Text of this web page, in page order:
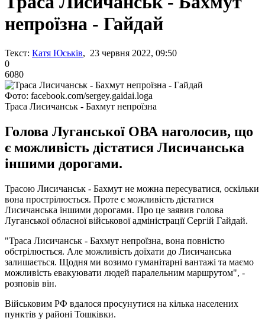
непроїзна - Гайдай
Текст: Катя Юськів, 23 червня 2022, 09:50
0
6080
Фото: facebook.com/sergey.gaidai.loga
Траса Лисичанськ - Бахмут непроїзна
Голова Луганської ОВА наголосив, що
є можливість дістатися Лисичанська
іншими дорогами.
Трасою Лисичанськ - Бахмут не можна пересуватися, оскільки
вона прострілюється. Проте є можливість дістатися
Лисичанська іншими дорогами. Про це заявив голова
Луганської обласної військової адміністрації Сергій Гайдай.
"Траса Лисичанськ - Бахмут непроїзна, вона повністю
обстрілюється. Але можливість доїхати до Лисичанська
залишається. Щодня ми возимо гуманітарні вантажі та маємо
можливість евакуювати людей паралельним маршрутом", -
розповів він.
Військовим РФ вдалося просунутися на кілька населених
пунктів у районі Тошківки.